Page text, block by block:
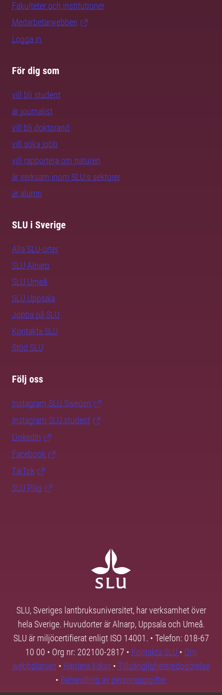
Fakulteter och institutioner
Medarbetarwebben
Logga in
För dig som
vill bli student
är journalist
vill bli doktorand
vill söka jobb
vill rapportera om naturen
är verksam inom SLU:s sektorer
är alumn
SLU i Sverige
Alla SLU-orter
SLU Alnarp
SLU Umeå
SLU Uppsala
Jobba på SLU
Kontakta SLU
Stöd SLU
Följ oss
Instagram SLU.Sweden
Instagram SLU.student
LinkedIn
Facebook
TikTok
SLU Play
SLU, Sveriges lantbruksuniversitet, har verksamhet över
hela Sverige. Huvudorter är Alnarp, Uppsala och Umeå.
SLU är miljöcertifierat enligt ISO 14001. • Telefon: 018-67
10 00 • Org nr: 202100-2817 • Kontakta SLU • Om
webbplatsen • Hantera kakor • Tillgänglighetsredogörelse
• Behandling av personuppgifter